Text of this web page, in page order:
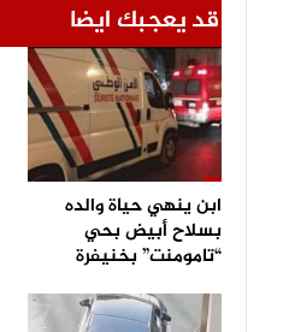
قد يعجبك ايضا
ابن ينهي حياة والده
بسلاح أبيض بحي
“تامومنت” بخنيفرة